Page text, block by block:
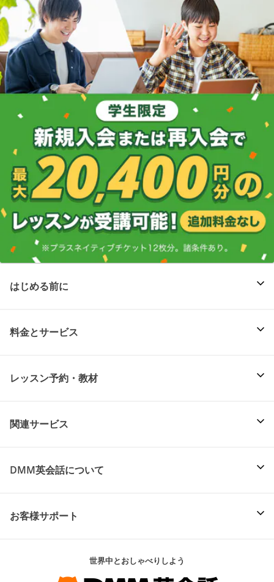
はじめる前に
料金とサービス
レッスン予約・教材
関連サービス
DMM英会話について
お客様サポート
世界中とおしゃべりしよう